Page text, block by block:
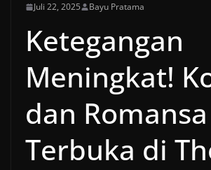
Juli 22, 2025 Bayu Pratama
Ketegangan
Meningkat!
dan Romansa
Terbuka di